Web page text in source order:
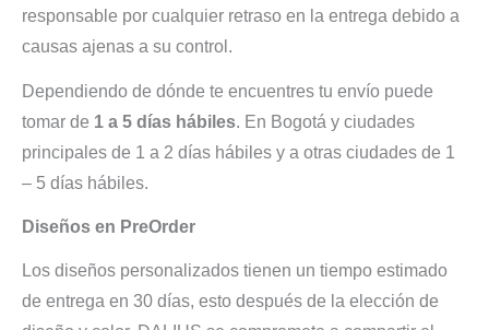
responsable por cualquier retraso en la entrega debido a
causas ajenas a su control.
Dependiendo de dónde te encuentres tu envío puede
tomar de 1 a 5 días hábiles. En Bogotá y ciudades
principales de 1 a 2 días hábiles y a otras ciudades de 1
– 5 días hábiles.
Diseños en PreOrder
Los diseños personalizados tienen un tiempo estimado
de entrega en 30 días, esto después de la elección de